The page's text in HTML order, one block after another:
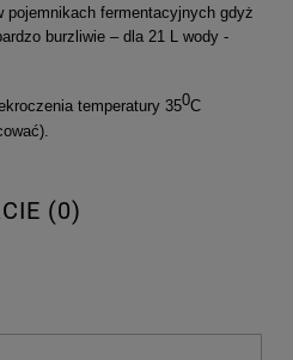
pojemnikach fermentacyjnych gdyż
burzliwie – dla 21 L wody -
temperatury 350C
(0)